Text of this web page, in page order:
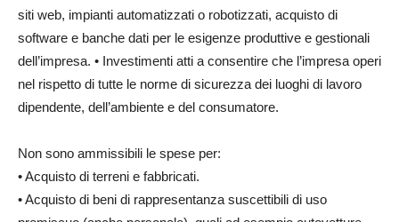
siti web, impianti automatizzati o robotizzati, acquisto di
software e banche dati per le esigenze produttive e gestionali
dell’impresa. • Investimenti atti a consentire che l’impresa operi
nel rispetto di tutte le norme di sicurezza dei luoghi di lavoro
dipendente, dell’ambiente e del consumatore.
Non sono ammissibili le spese per:
• Acquisto di terreni e fabbricati.
• Acquisto di beni di rappresentanza suscettibili di uso